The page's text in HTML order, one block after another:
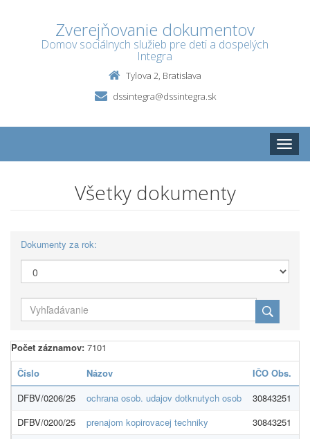
Zverejňovanie dokumentov
Domov sociálnych služieb pre deti a dospelých
Integra
Tylova 2, Bratislava
dssintegra@dssintegra.sk
Toggle
Všetky dokumenty
Dokumenty za rok:
Počet záznamov: 7101
Číslo
Názov IČO Obs.
DFBV/0206/25
ochrana osob. udajov dotknutych osob 30843251
DFBV/0200/25
prenajom kopirovacej techniky 30843251